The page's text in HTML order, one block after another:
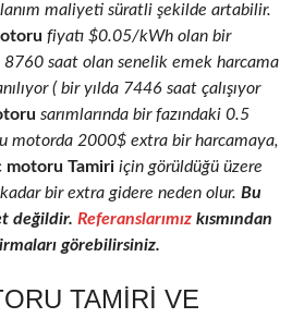
maliyeti süratli şekilde artabilir.
fiyatı $0.05/kWh olan bir
saat olan senelik emek harcama
( bir yılda 7446 saat çalışıyor
sarımlarında bir fazındaki 0.5
motorda 2000$ extra bir harcamaya,
motoru Tamiri için görüldüğü üzere
bir extra gidere neden olur. Bu
değildir. Referanslarımız kısmından
görebilirsiniz.
TAMIRI VE